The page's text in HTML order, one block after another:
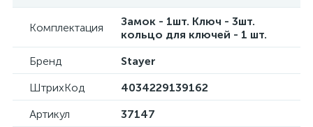
Комплектация
Замок - 1шт. Ключ - 3шт.
кольцо для ключей - 1 шт.
Бренд
Stayer
ШтрихКод
4034229139162
Артикул
37147